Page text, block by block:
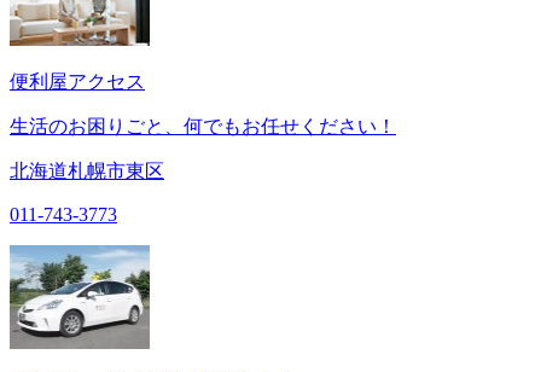
便利屋アクセス
生活のお困りごと、何でもお任せください！
北海道札幌市東区
011-743-3773